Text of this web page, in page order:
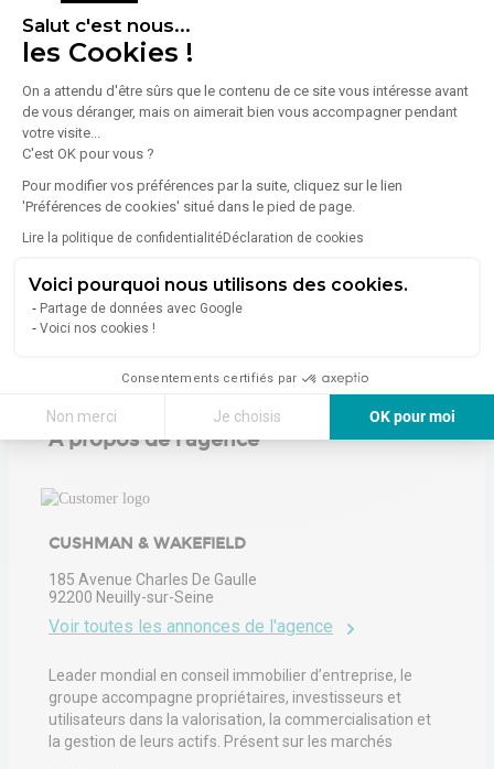
Salut c'est nous...
les Cookies !
On a attendu d'être sûrs que le contenu de ce site vous intéresse avant
de vous déranger, mais on aimerait bien vous accompagner pendant
votre visite...
C'est OK pour vous ?
Pour modifier vos préférences par la suite, cliquez sur le lien
'Préférences de cookies' situé dans le pied de page.
Lire la politique de confidentialitéDéclaration de cookies
Voici pourquoi nous utilisons des cookies.
Partage de données avec Google
Voici nos cookies !
Consentements certifiés par
Non merci Je choisis
OK pour moi
Axeptio consent
Plateforme de Gestion du Consentement : Personnalisez vos Options
Notre plateforme vous permet d'adapter et de gérer vos paramètres
Énergie
Diagnostic de performance énergétique (DPE)
Consommation (énergie primaire) :
Indice d'émission de gaz à effet de serre (GES)
Émissions :Non communiqué
En savoir plus sur le bien
À propos de l'agence
CUSHMAN & WAKEFIELD
185 Avenue Charles De Gaulle
92200 Neuilly-sur-Seine
Voir toutes les annonces de l'agence
Leader mondial en conseil immobilier d’entreprise, le
groupe accompagne propriétaires, investisseurs et
utilisateurs dans la valorisation, la commercialisation et
la gestion de leurs actifs. Présent sur les marchés